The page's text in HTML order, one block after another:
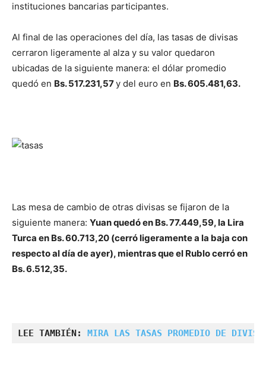
instituciones bancarias participantes.
Al final de las operaciones del día, las tasas de divisas
cerraron ligeramente al alza y su valor quedaron
ubicadas de la siguiente manera: el dólar promedio
quedó en Bs. 517.231,57y del euro en Bs. 605.481,63.
Las mesa de cambio de otras divisas se fijaron de la
siguiente manera: Yuan quedó en Bs. 77.449,59, la Lira
Turca en Bs. 60.713,20 (cerró ligeramente a la baja con
respecto al día de ayer), mientras que el Rublo cerró en
Bs. 6.512,35.
LEE TAMBIÉN: MIRA LAS TASAS PROMEDIO DE